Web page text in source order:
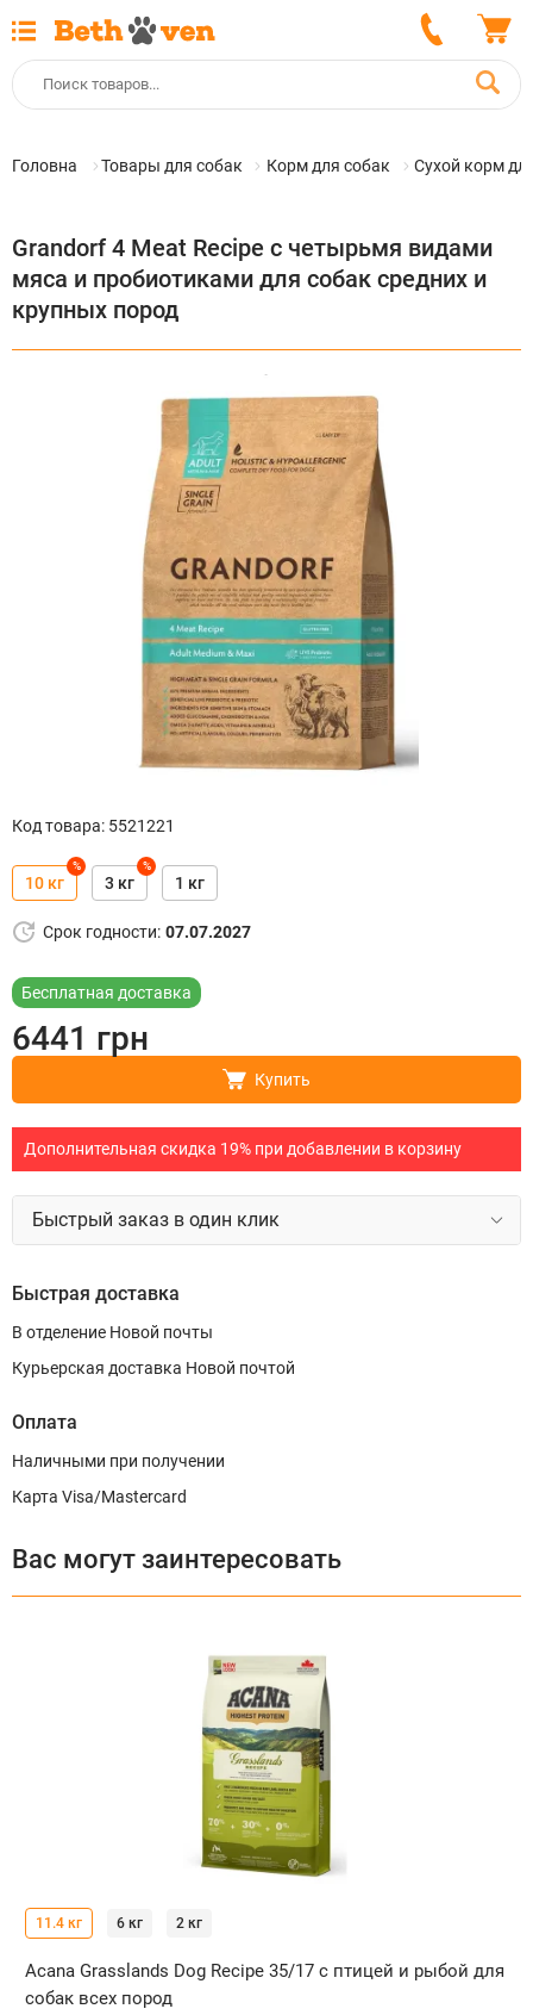
Головна Товары для собак Корм для собак Сухой корм
Grandorf 4 Meat Recipe с четырьмя видами
мяса и пробиотиками для собак средних и
крупных пород
Код товара: 5521221
10 кг
%
3 кг
%
1 кг
Срок годности: 07.07.2027
Бесплатная доставка
6441 грн
Купить
Дополнительная скидка 19% при добавлении в корзину
Быстрый заказ в один клик
Быстрая доставка
В отделение Новой почты
Курьерская доставка Новой почтой
Оплата
Наличными при получении
Карта Visa/Mastercard
Вас могут заинтересовать
11.4 кг 6 кг 2 кг
Acana Grasslands Dog Recipe 35/17 с птицей и рыбой для
собак всех пород